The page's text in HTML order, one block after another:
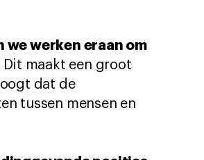
we werken eraan om
Dit maakt een groot
dat de
tussen mensen en